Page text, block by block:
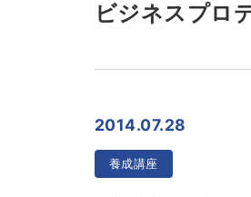
ビジネスプロ
2014.07.28
養成講座